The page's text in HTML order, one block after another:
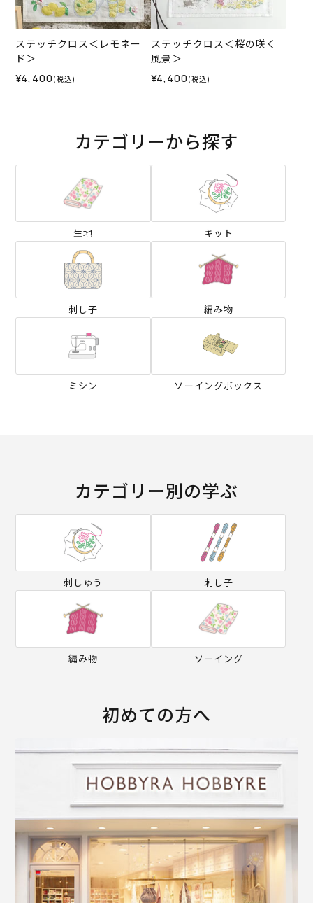
ステッチクロス＜レモネー
ド＞
¥4,400 (税込)
ステッチクロス＜桜の咲く
風景＞
¥4,400 (税込)
カテゴリーから探す
生地 キット
刺し子 編み物
ミシン ソーイングボックス
カテゴリー別の学ぶ
刺しゅう 刺し子
編み物 ソーイング
初めての方へ